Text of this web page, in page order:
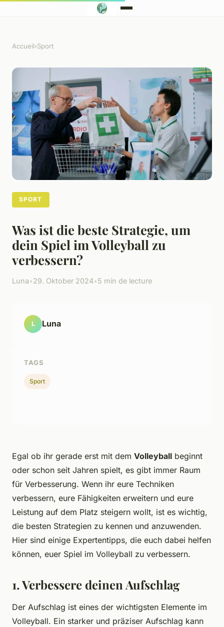
Accueil›Sport
SPORT
Was ist die beste Strategie, um
dein Spiel im Volleyball zu
verbessern?
Luna•29. Oktober 2024•5 min de lecture
Egal ob ihr gerade erst mit dem Volleyball beginnt
oder schon seit Jahren spielt, es gibt immer Raum
für Verbesserung. Wenn ihr eure Techniken
verbessern, eure Fähigkeiten erweitern und eure
Leistung auf dem Platz steigern wollt, ist es wichtig,
die besten Strategien zu kennen und anzuwenden.
Hier sind einige Expertentipps, die euch dabei helfen
können, euer Spiel im Volleyball zu verbessern.
1. Verbessere deinen Aufschlag
Der Aufschlag ist eines der wichtigsten Elemente im
Volleyball. Ein starker und präziser Aufschlag kann
L Luna
TAGS
Sport